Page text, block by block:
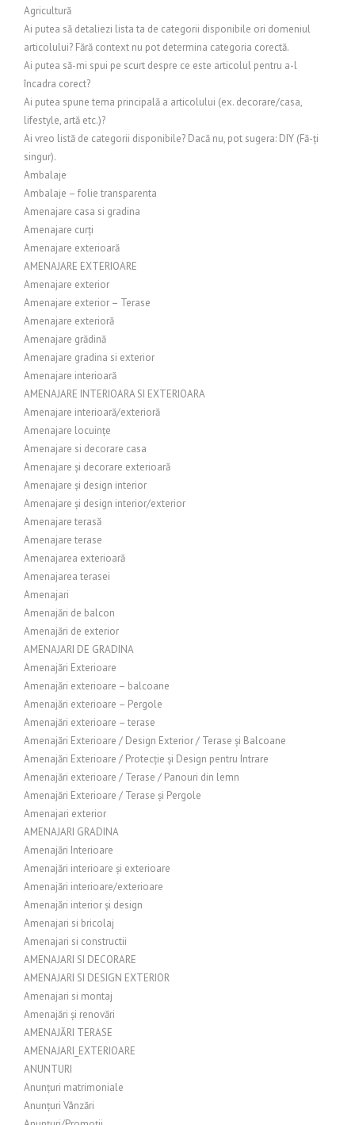
Agricultură
Ai putea să detaliezi lista ta de categorii disponibile ori domeniul
articolului? Fără context nu pot determina categoria corectă.
Ai putea să-mi spui pe scurt despre ce este articolul pentru a-l
încadra corect?
Ai putea spune tema principală a articolului (ex. decorare/casa,
lifestyle, artă etc.)?
Ai vreo listă de categorii disponibile? Dacă nu, pot sugera: DIY (Fă-ți
singur).
Ambalaje
Ambalaje – folie transparenta
Amenajare casa si gradina
Amenajare curți
Amenajare exterioară
AMENAJARE EXTERIOARE
Amenajare exterior
Amenajare exterior – Terase
Amenajare exterioră
Amenajare grădină
Amenajare gradina si exterior
Amenajare interioară
AMENAJARE INTERIOARA SI EXTERIOARA
Amenajare interioară/exterioră
Amenajare locuințe
Amenajare si decorare casa
Amenajare și decorare exterioară
Amenajare și design interior
Amenajare și design interior/exterior
Amenajare terasă
Amenajare terase
Amenajarea exterioară
Amenajarea terasei
Amenajari
Amenajări de balcon
Amenajări de exterior
AMENAJARI DE GRADINA
Amenajări Exterioare
Amenajări exterioare – balcoane
Amenajări exterioare – Pergole
Amenajări exterioare – terase
Amenajări Exterioare / Design Exterior / Terase și Balcoane
Amenajări Exterioare / Protecție și Design pentru Intrare
Amenajări exterioare / Terase / Panouri din lemn
Amenajări Exterioare / Terase și Pergole
Amenajari exterior
AMENAJARI GRADINA
Amenajări Interioare
Amenajări interioare și exterioare
Amenajări interioare/exterioare
Amenajări interior și design
Amenajari si bricolaj
Amenajari si constructii
AMENAJARI SI DECORARE
AMENAJARI SI DESIGN EXTERIOR
Amenajari si montaj
Amenajări și renovări
AMENAJĂRI TERASE
AMENAJARI_EXTERIOARE
ANUNTURI
Anunțuri matrimoniale
Anunțuri Vânzări